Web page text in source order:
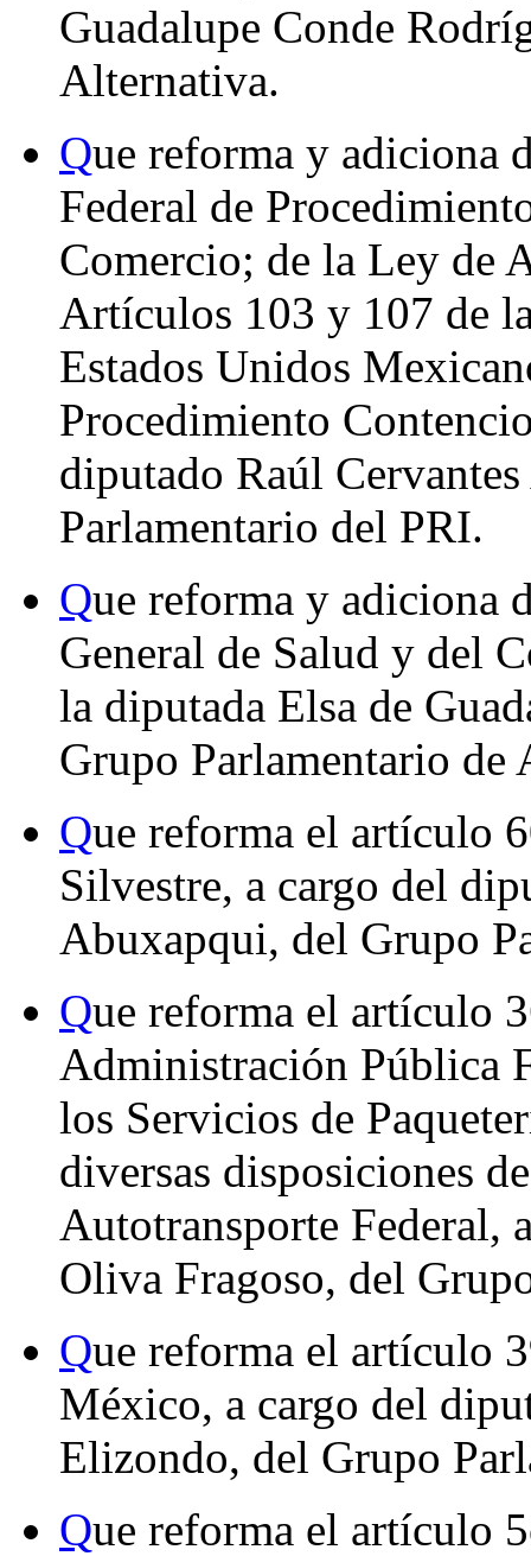
Guadalupe Conde
Alternativa.
Que reforma y adiciona
Federal de
Comercio; de la Ley de
Artículos 103 y 107 de
Estados Unidos
Procedimiento
diputado Raúl
Parlamentario del PRI.
Que reforma y adiciona
General de Salud y del
la diputada Elsa de
Grupo Parlamentario de
Que reforma el artículo
Silvestre, a cargo del
Abuxapqui, del Grupo
Que reforma el artículo
Administración Pública
los Servicios de
diversas disposiciones
Autotransporte Federal,
Oliva Fragoso, del
Que reforma el artículo
México, a cargo del
Elizondo, del Grupo
Que reforma el artículo